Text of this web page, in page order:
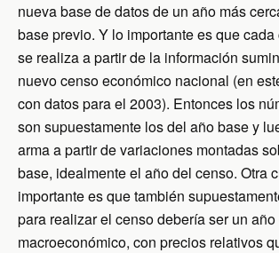
nueva base de datos de un año más
base previo. Y lo importante es que
se realiza a partir de la información
nuevo censo económico nacional (en
con datos para el 2003). Entonces los
son supuestamente los del año base y
arma a partir de variaciones montadas
base, idealmente el año del censo. Otra
importante es que también
para realizar el censo debería ser un
macroeconómico, con precios relativos